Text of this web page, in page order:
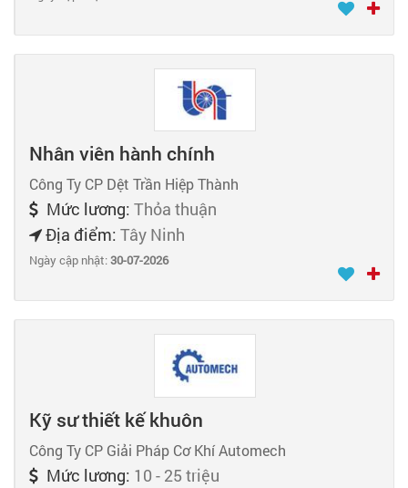
Nhân viên hành chính
Công Ty CP Dệt Trần Hiệp Thành
Mức lương: Thỏa thuận
Địa điểm: Tây Ninh
Ngày cập nhật:30-07-2026
Kỹ sư thiết kế khuôn
Công Ty CP Giải Pháp Cơ Khí Automech
Mức lương: 10 - 25 triệu